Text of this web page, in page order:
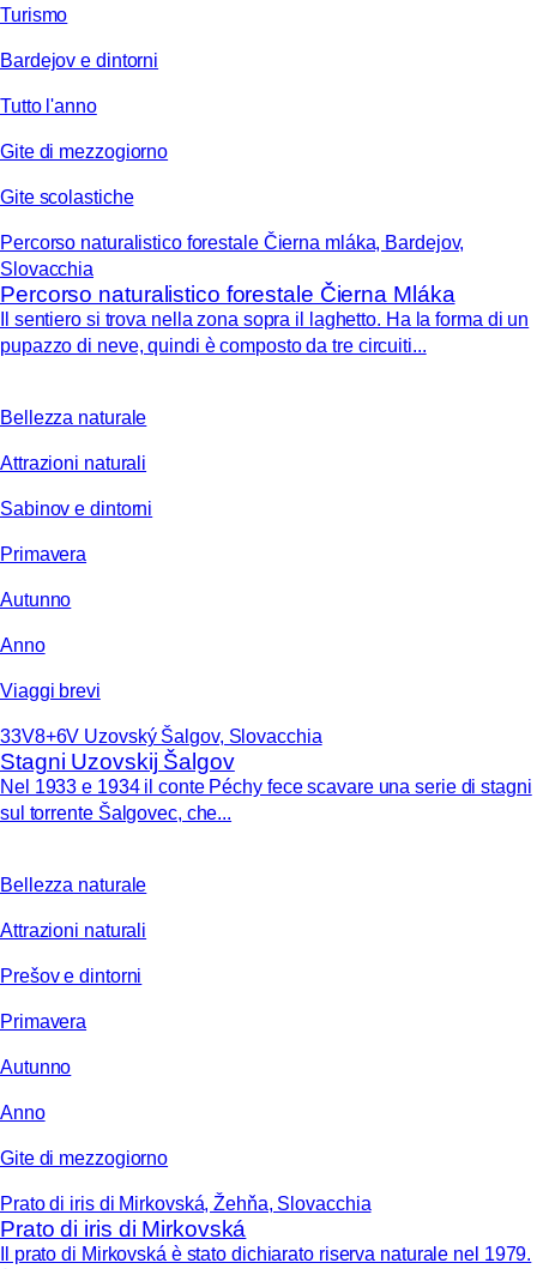
Turismo
Bardejov e dintorni
Tutto l'anno
Gite di mezzogiorno
Gite scolastiche
Percorso naturalistico forestale Čierna mláka, Bardejov,
Slovacchia
Percorso naturalistico forestale Čierna Mláka
Il sentiero si trova nella zona sopra il laghetto. Ha la forma di un
pupazzo di neve, quindi è composto da tre circuiti...
Bellezza naturale
Attrazioni naturali
Sabinov e dintorni
Primavera
Autunno
Anno
Viaggi brevi
33V8+6V Uzovský Šalgov, Slovacchia
Stagni Uzovskij Šalgov
Nel 1933 e 1934 il conte Péchy fece scavare una serie di stagni
sul torrente Šalgovec, che...
Bellezza naturale
Attrazioni naturali
Prešov e dintorni
Primavera
Autunno
Anno
Gite di mezzogiorno
Prato di iris di Mirkovská, Žehňa, Slovacchia
Prato di iris di Mirkovská
Il prato di Mirkovská è stato dichiarato riserva naturale nel 1979.